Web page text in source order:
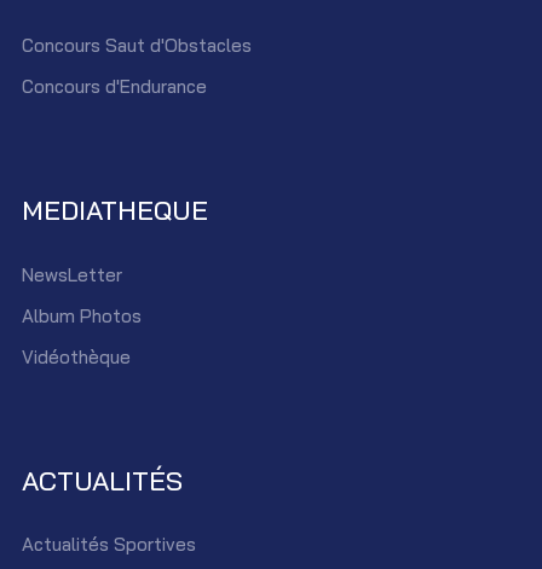
Concours Saut d'Obstacles
Concours d'Endurance
MEDIATHEQUE
NewsLetter
Album Photos
Vidéothèque
ACTUALITÉS
Actualités Sportives